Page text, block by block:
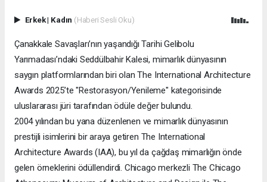
Erkek| Kadın (Haberi Sesli Oku)
Çanakkale Savaşları’nın yaşandığı Tarihi Gelibolu
Yarımadası’ndaki Seddülbahir Kalesi, mimarlık dünyasının
saygın platformlarından biri olan The International Architecture
Awards 2025’te "Restorasyon/Yenileme" kategorisinde
uluslararası jüri tarafından ödüle değer bulundu.
2004 yılından bu yana düzenlenen ve mimarlık dünyasının
prestijli isimlerini bir araya getiren The International
Architecture Awards (IAA), bu yıl da çağdaş mimarlığın önde
gelen örneklerini ödüllendirdi. Chicago merkezli The Chicago